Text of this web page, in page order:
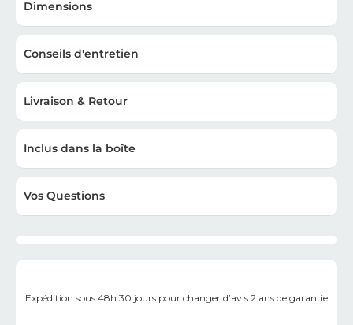
Dimensions
Conseils d'entretien
Livraison & Retour
Inclus dans la boîte
Vos Questions
Expédition sous 48h 30 jours pour changer d’avis 2 ans de garantie